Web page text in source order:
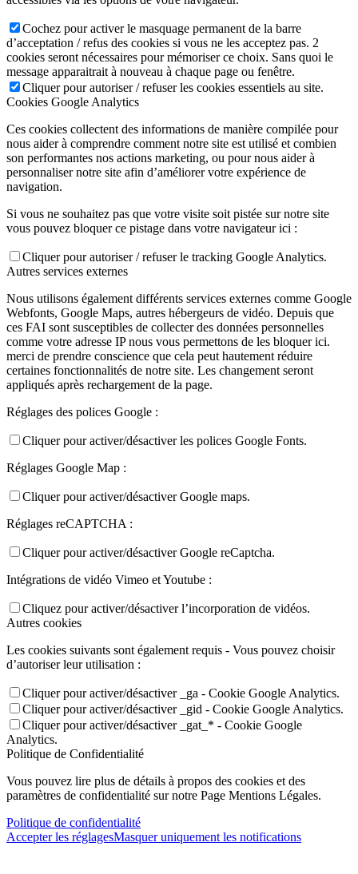
Cochez pour activer le masquage permanent de la barre
d’acceptation / refus des cookies si vous ne les acceptez pas. 2
cookies seront nécessaires pour mémoriser ce choix. Sans quoi le
message apparaitrait à nouveau à chaque page ou fenêtre.
Cliquer pour autoriser / refuser les cookies essentiels au site.
Cookies Google Analytics
Ces cookies collectent des informations de manière compilée pour
nous aider à comprendre comment notre site est utilisé et combien
son performantes nos actions marketing, ou pour nous aider à
personnaliser notre site afin d’améliorer votre expérience de
navigation.
Si vous ne souhaitez pas que votre visite soit pistée sur notre site
vous pouvez bloquer ce pistage dans votre navigateur ici :
Cliquer pour autoriser / refuser le tracking Google Analytics.
Autres services externes
Nous utilisons également différents services externes comme Google
Webfonts, Google Maps, autres hébergeurs de vidéo. Depuis que
ces FAI sont susceptibles de collecter des données personnelles
comme votre adresse IP nous vous permettons de les bloquer ici.
merci de prendre conscience que cela peut hautement réduire
certaines fonctionnalités de notre site. Les changement seront
appliqués après rechargement de la page.
Réglages des polices Google :
Cliquer pour activer/désactiver les polices Google Fonts.
Réglages Google Map :
Cliquer pour activer/désactiver Google maps.
Réglages reCAPTCHA :
Cliquer pour activer/désactiver Google reCaptcha.
Intégrations de vidéo Vimeo et Youtube :
Cliquez pour activer/désactiver l’incorporation de vidéos.
Autres cookies
Les cookies suivants sont également requis - Vous pouvez choisir
d’autoriser leur utilisation :
Cliquer pour activer/désactiver _ga - Cookie Google Analytics.
Cliquer pour activer/désactiver _gid - Cookie Google Analytics.
Cliquer pour activer/désactiver _gat_* - Cookie Google
Analytics.
Politique de Confidentialité
Vous pouvez lire plus de détails à propos des cookies et des
paramètres de confidentialité sur notre Page Mentions Légales.
Politique de confidentialité
Accepter les réglagesMasquer uniquement les notifications